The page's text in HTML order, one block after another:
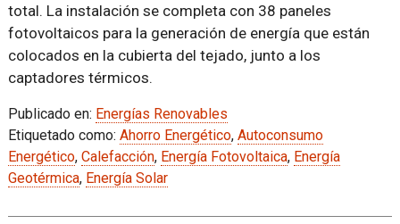
total. La instalación se completa con 38 paneles
fotovoltaicos para la generación de energía que están
colocados en la cubierta del tejado, junto a los
captadores térmicos.
Publicado en: Energías Renovables
Etiquetado como: Ahorro Energético, Autoconsumo
Energético, Calefacción, Energía Fotovoltaica, Energía
Geotérmica, Energía Solar